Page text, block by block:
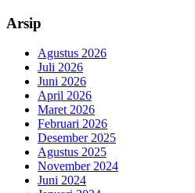
Arsip
Agustus 2026
Juli 2026
Juni 2026
April 2026
Maret 2026
Februari 2026
Desember 2025
Agustus 2025
November 2024
Juni 2024